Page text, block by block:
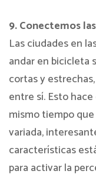
9. Conectemos
Las ciudades en
andar en bicicleta
cortas y
entre sí. Esto
mismo tiempo
variada,
características
para activar la